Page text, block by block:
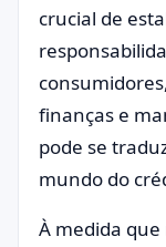
crucial de
finanças e
pode se
mundo do
À medida que